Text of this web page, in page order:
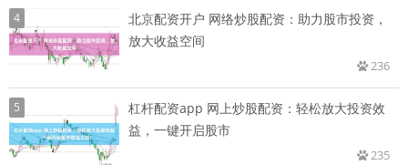
4
北京配资开户 网络炒股配资：助力股市投资，
放大收益空间
236
5
杠杆配资app 网上炒股配资：轻松放大投资效
益，一键开启股市
235